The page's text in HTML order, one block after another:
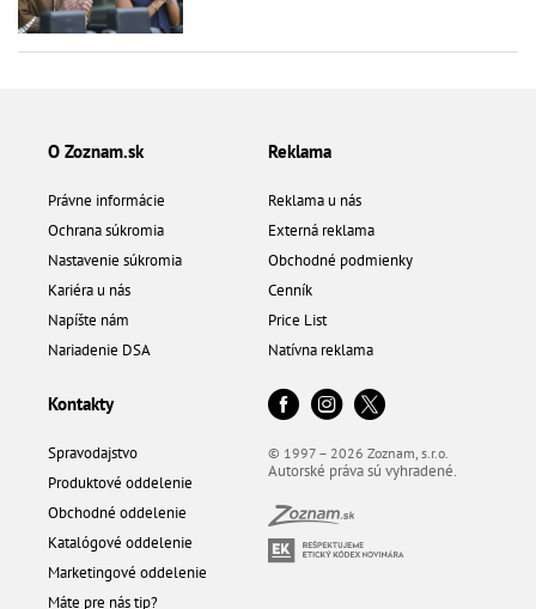
O Zoznam.sk
Právne informácie
Ochrana súkromia
Nastavenie súkromia
Kariéra u nás
Napíšte nám
Nariadenie DSA
Reklama
Reklama u nás
Externá reklama
Obchodné podmienky
Cenník
Price List
Natívna reklama
Kontakty
Spravodajstvo
Produktové oddelenie
Obchodné oddelenie
Katalógové oddelenie
Marketingové oddelenie
Máte pre nás tip?
© 1997 – 2026 Zoznam, s.r.o.
Autorské práva sú vyhradené.